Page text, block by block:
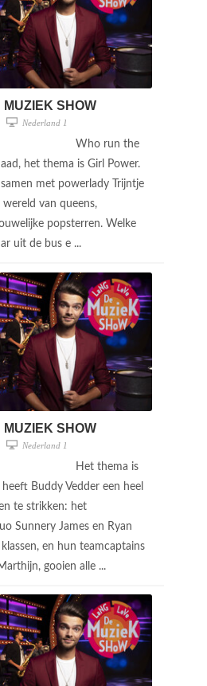
SHOW
Nederland 1
Who run the
het thema is Girl Power.
met powerlady Trijntje
van queens,
popsterren. Welke
uit de bus e ...
SHOW
Nederland 1
Het thema is
Buddy Vedder een heel
te strikken: het
Sunnery James en Ryan
en hun teamcaptains
gooien alle ...